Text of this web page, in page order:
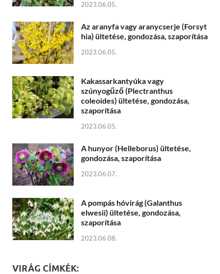
2023.06.05.
Az aranyfa vagy aranycserje (Forsyt
hia) ültetése, gondozása, szaporítása
2023.06.05.
Kakassarkantyúka vagy
szúnyogűző (Plectranthus
coleoides) ültetése, gondozása,
szaporítása
2023.06.05.
A hunyor (Helleborus) ültetése,
gondozása, szaporítása
2023.06.07.
A pompás hóvirág (Galanthus
elwesii) ültetése, gondozása,
szaporítása
2023.06.08.
VIRÁG CÍMKÉK: